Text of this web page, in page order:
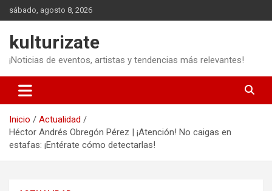
Saltar
al
sábado, agosto 8, 2026
kulturizate
¡Noticias de eventos, artistas y tendencias más relevantes!
Inicio
Actualidad
Héctor Andrés Obregón Pérez | ¡Atención! No caigas en
estafas: ¡Entérate cómo detectarlas!